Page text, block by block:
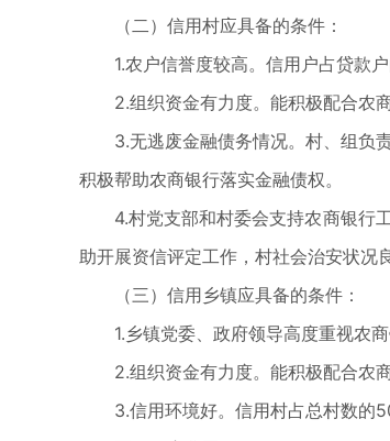
（二）信用村应具备的条件：
1.农户信誉度较高。信用户占贷款
2.组织资金有力度。能积极配合农
3.无逃废金融债务情况。村、组负
积极帮助农商银行落实金融债权。
4.村党支部和村委会支持农商银行
助开展资信评定工作，村社会治安状况
（三）信用乡镇应具备的条件：
1.乡镇党委、政府领导高度重视农
2.组织资金有力度。能积极配合农
3.信用环境好。信用村占总村数的